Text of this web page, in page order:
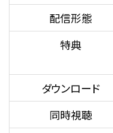
配信形態
特典
ダウンロード
同時視聴